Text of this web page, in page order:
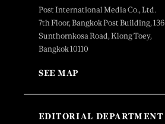
Post International Media Co., Ltd.
7th Floor, Bangkok Post Building, 136
Sunthornkosa Road, Klong Toey,
Bangkok 10110
SEE MAP
EDITORIAL DEPARTMENT